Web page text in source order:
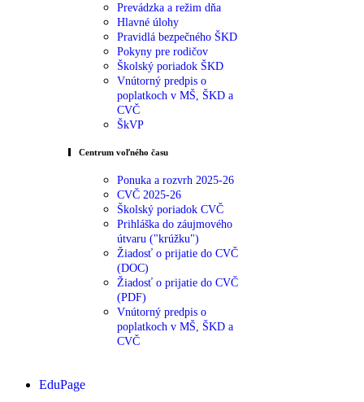
Prevádzka a režim dňa
Hlavné úlohy
Pravidlá bezpečného ŠKD
Pokyny pre rodičov
Školský poriadok ŠKD
Vnútorný predpis o
poplatkoch v MŠ, ŠKD a
CVČ
ŠkVP
Centrum voľného času
Ponuka a rozvrh 2025-26
CVČ 2025-26
Školský poriadok CVČ
Prihláška do záujmového
útvaru ("krúžku")
Žiadosť o prijatie do CVČ
(DOC)
Žiadosť o prijatie do CVČ
(PDF)
Vnútorný predpis o
poplatkoch v MŠ, ŠKD a
CVČ
EduPage